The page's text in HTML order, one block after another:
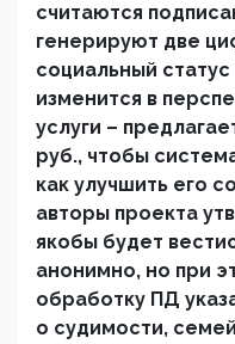
считаются
генерируют две
социальный
изменится в
услуги –
руб., чтобы
как улучшить его
авторы проекта
якобы будет
анонимно, но при
обработку ПД
о судимости,